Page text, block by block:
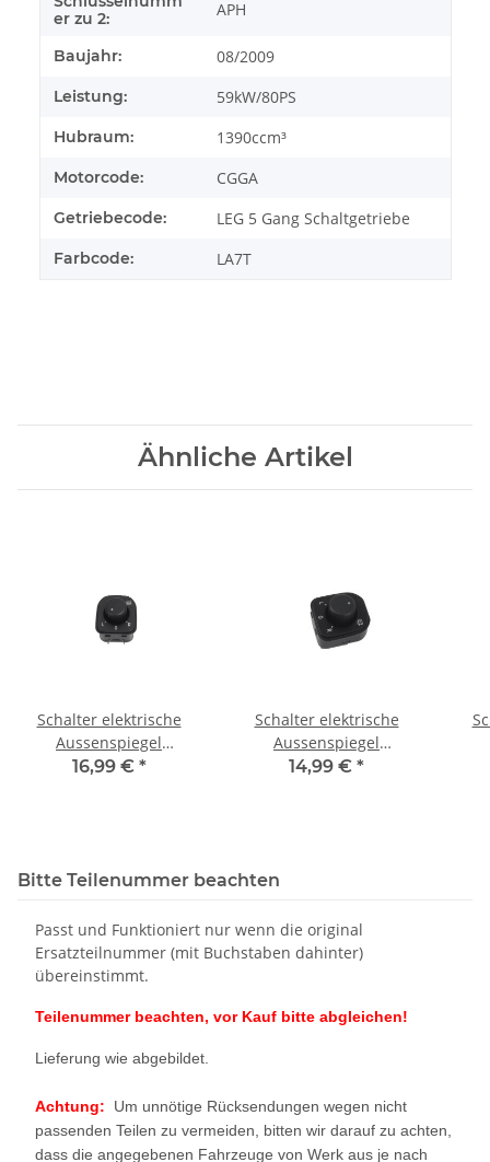
er zu 2:
APH
Baujahr: 08/2009
Leistung: 59kW/80PS
Hubraum: 1390ccm³
Motorcode: CGGA
Getriebecode: LEG 5 Gang Schaltgetriebe
Farbcode: LA7T
Ähnliche Artikel
Schalter elektrische
Aussenspiegel
1K0959565K VW Golf 5-
16,99 € *
Schalter elektrische
Aussenspiegel
1K0959565K VW Golf 5-
14,99 € *
Bitte Teilenummer beachten
Passt und Funktioniert nur wenn die original
Ersatzteilnummer (mit Buchstaben dahinter)
übereinstimmt.
Teilenummer beachten, vor Kauf bitte abgleichen!
Lieferung wie abgebildet.
Achtung: Um unnötige Rücksendungen wegen nicht
passenden Teilen zu vermeiden, bitten wir darauf zu achten,
dass die angegebenen Fahrzeuge von Werk aus je nach